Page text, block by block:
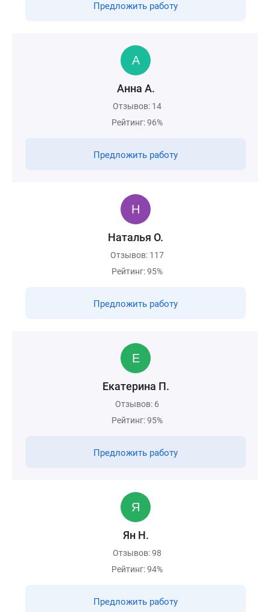
Предложить работу
Анна А.
Отзывов: 14
Рейтинг: 96%
Предложить работу
Наталья О.
Отзывов: 117
Рейтинг: 95%
Предложить работу
Екатерина П.
Отзывов: 6
Рейтинг: 95%
Предложить работу
Ян Н.
Отзывов: 98
Рейтинг: 94%
Предложить работу